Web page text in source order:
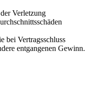
Verletzung
bei Vertragsschluss
entgangenen Gewinn.